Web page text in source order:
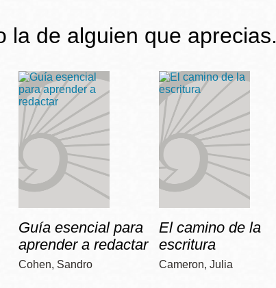
la de alguien que aprecias.
Guía esencial para
aprender a redactar
Cohen, Sandro
El camino de la
escritura
Cameron, Julia